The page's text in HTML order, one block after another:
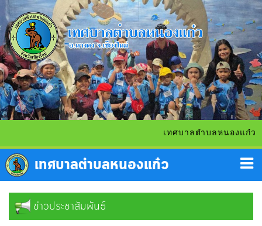
เทศบาลตำบลหนองแก๋ว ยินดีต้อน
ข่าวประชาสัมพันธ์